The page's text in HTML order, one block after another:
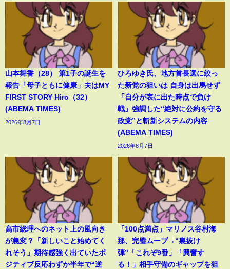
山本舞香（28） 第1子の誕生を
報告「母子ともに健康」夫はMY
FIRST STORY Hiro（32）
(ABEMA TIMES)
2026年8月7日
ひろゆき氏、地方首長選に絞っ
た新党の狙いは 自身は出馬せず
「自分が表に出た時点で負け
戦」強調した“絶対に公約を守る
政党”と斬新システムの内容
(ABEMA TIMES)
2026年8月7日
高市総理へのネット上の風向き
が急変？「新しいこと始めてく
れそう」期待感強く出ていたポ
ジティブ反応わずか半年で“逆
「100点満点」マリノス谷村海
那、完璧ムーブ→“裏抜け
弾”「これぞ9番」「興奮す
る！」相手守備のギャップを狙